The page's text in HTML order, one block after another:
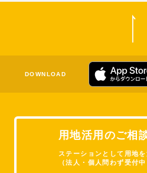
用地活用のご相
ステーションとして用地
（法人・個人問わず受付中
DOWNLOAD